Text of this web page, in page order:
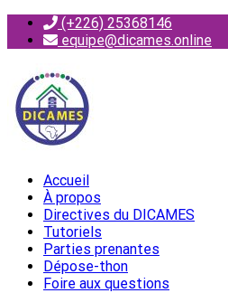
Aller
(+226) 25368146
equipe@dicames.online
Centre de Ressources du DICAMES
Centre de Ressources du DICAMES
Accueil
À propos
Directives du DICAMES
Tutoriels
Parties prenantes
Dépose-thon
Foire aux questions